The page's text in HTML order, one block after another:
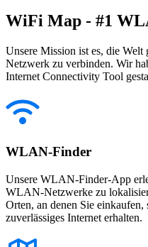
WiFi Map - #1
Unsere Mission ist es, die
Netzwerk zu verbinden. Wir
Internet Connectivity Tool
WLAN-Finder
Unsere WLAN-Finder-App
WLAN-Netzwerke zu
Orten, an denen Sie einkaufen,
zuverlässiges Internet erhalten.